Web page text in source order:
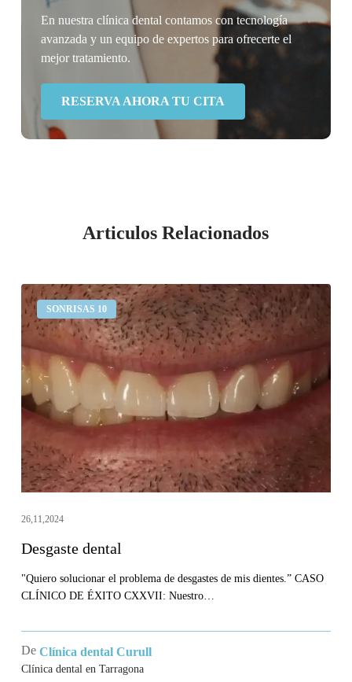
En nuestra clínica dental contamos con tecnología
avanzada y un equipo de expertos para ofrecerte el
mejor tratamiento.
RESERVA AHORA TU CITA
Articulos Relacionados
SONRISAS 10
Desgaste
dental
26,11,2024
Desgaste dental
"Quiero solucionar el problema de desgastes de mis dientes.” CASO
CLÍNICO DE ÉXITO CXXVII: Nuestro…
De Clínica dental Curull
Clínica dental en Tarragona